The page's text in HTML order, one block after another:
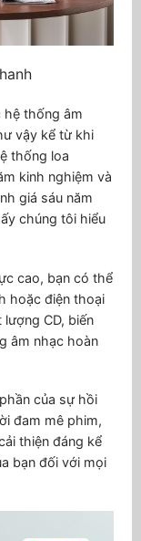
hệ thống âm
vậy kể từ khi
thống loa
kinh nghiệm và
giá sáu năm
chúng tôi hiểu
cao, bạn có thể
hoặc điện thoại
CD, biến
âm nhạc hoàn
của sự hồi
đam mê phim,
thiện đáng kể
bạn đối với mọi